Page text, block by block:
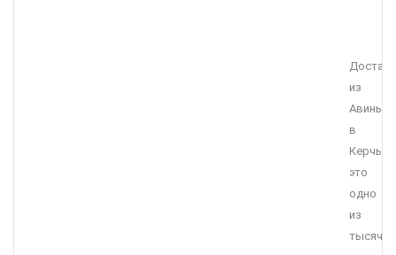
из
в
Керчь
это
одно
из
тысячи